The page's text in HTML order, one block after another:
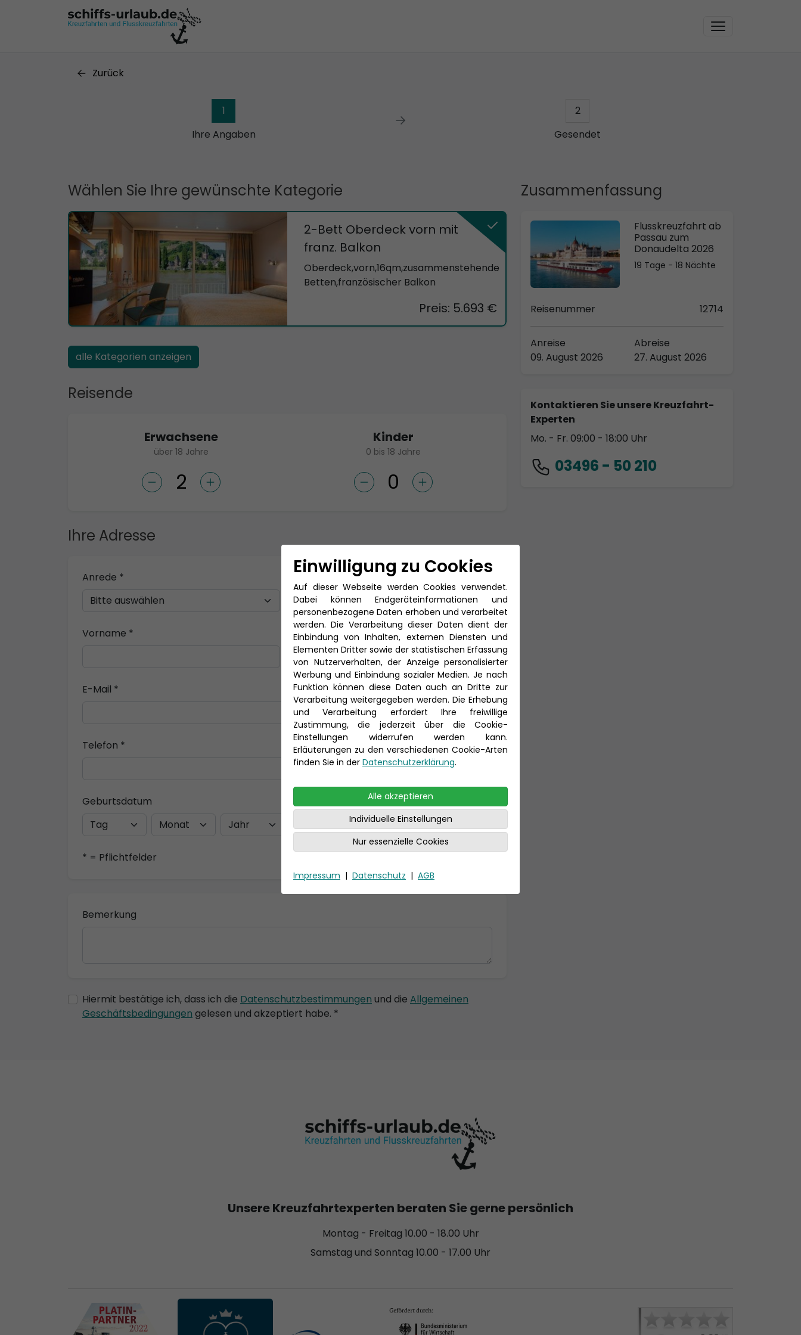
Zurück
1
Ihre Angaben
2
Gesendet
Zusammenfassung
Flusskreuzfahrt ab
Passau zum
Donaudelta 2026
19 Tage - 18 Nächte
Reisenummer 12714
Anreise
09. August 2026
Abreise
27. August 2026
Kontaktieren Sie unsere Kreuzfahrt-
Experten
Mo. - Fr. 09:00 - 18:00 Uhr
03496 - 50 210
Wählen Sie Ihre gewünschte Kategorie
2-Bett Oberdeck vorn mit
franz. Balkon
Oberdeck,vorn,16qm,zusammenstehende
Betten,französischer Balkon
Preis: 5.693 €
alle Kategorien anzeigen
Reisende
Erwachsene
über 18 Jahre
Kinder
0 bis 18 Jahre
Ihre Adresse
Anrede *
Vorname * Nachname *
E-Mail *
Telefon *
Geburtsdatum
* = Pflichtfelder
Bemerkung
Hiermit bestätige ich, dass ich die Datenschutzbestimmungen und die Allgemeinen
Geschäftsbedingungen gelesen und akzeptiert habe. *
Einwilligung zu Cookies
Auf dieser Webseite werden Cookies verwendet.
Dabei können Endgeräteinformationen und
personenbezogene Daten erhoben und verarbeitet
werden. Die Verarbeitung dieser Daten dient der
Einbindung von Inhalten, externen Diensten und
Elementen Dritter sowie der statistischen Erfassung
von Nutzerverhalten, der Anzeige personalisierter
Werbung und Einbindung sozialer Medien. Je nach
Funktion können diese Daten auch an Dritte zur
Verarbeitung weitergegeben werden. Die Erhebung
und Verarbeitung erfordert Ihre freiwillige
Zustimmung, die jederzeit über die Cookie-
Einstellungen widerrufen werden kann.
Erläuterungen zu den verschiedenen Cookie-Arten
finden Sie in der Datenschutzerklärung.
Alle akzeptieren
Individuelle Einstellungen
Nur essenzielle Cookies
Impressum | Datenschutz | AGB
Unsere Kreuzfahrtexperten beraten Sie gerne persönlich
Montag - Freitag 10.00 - 18.00 Uhr
Samstag und Sonntag 10.00 - 17.00 Uhr